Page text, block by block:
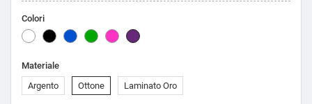
Colori
BiancoNero Blu VerdeRosa Lilla
Materiale
Argento
Ottone Laminato Oro